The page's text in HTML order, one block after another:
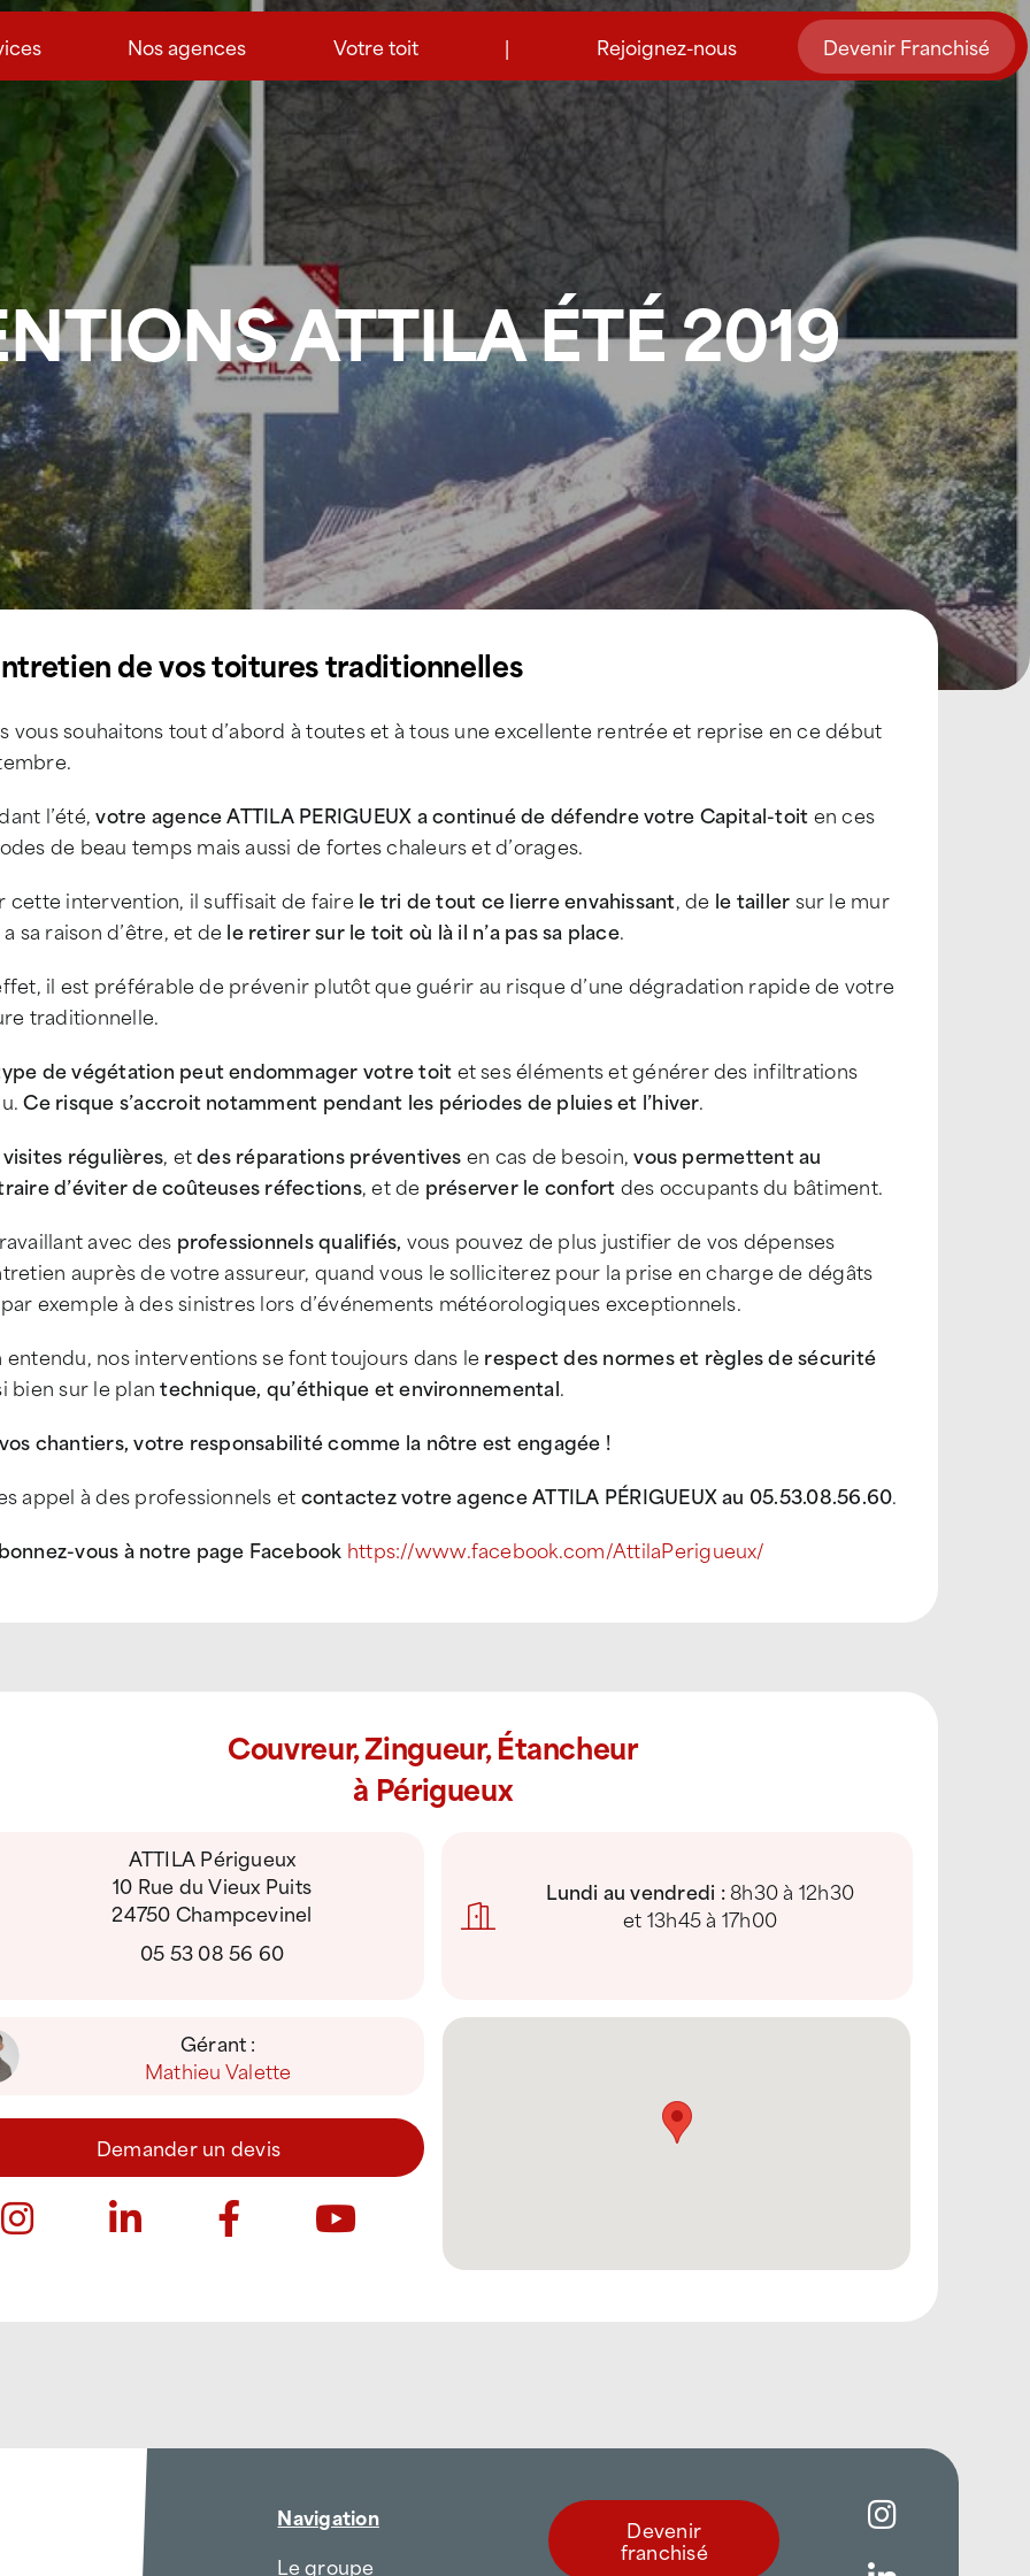
Nos agences Votre toit | Rejoignez-nous Devenir Franchisé
ATTILA ÉTÉ 2019
de vos toitures traditionnelles
vous souhaitons tout d’abord à toutes et à tous une excellente rentrée et reprise en ce début
l’été,votre agence ATTILA PERIGUEUX a continué de défendre votre Capital-toiten ces
de beau temps mais aussi de fortes chaleurs et d’orages.
cette intervention, il suffisait de faire le tri de tout ce lierre envahissant, de le taillersur le mur
sa raison d’être, et de le retirer sur le toit où là il n’a pas sa place.
il est préférable de prévenir plutôt que guérir au risque d’une dégradation rapide de votre
traditionnelle.
de végétation peut endommager votre toitet ses éléments et générer des infiltrations
Ce risque s’accroit notamment pendant les périodes de pluies et l’hiver.
régulières, etdes réparations préventivesen cas de besoin,vous permettent au
d’éviter de coûteuses réfections, et de préserver le confortdes occupants du bâtiment.
avec des professionnels qualifiés, vous pouvez de plus justifier de vos dépenses
auprès de votre assureur, quand vous le solliciterez pour la prise en charge de dégâts
exemple à des sinistres lors d’événements météorologiques exceptionnels.
entendu, nos interventions se font toujours dans le respect des normes et règles de sécurité
bien sur le plantechnique, qu’éthique et environnemental.
chantiers, votre responsabilité comme la nôtre est engagée !
appel à des professionnels etcontactez votre agence ATTILA PÉRIGUEUX au 05.53.08.56.60.
vous à notre page Facebook https://www.facebook.com/AttilaPerigueux/
Couvreur, Zingueur, Étancheur
à Périgueux
ATTILA Périgueux
10 Rue du Vieux Puits
24750 Champcevinel
05 53 08 56 60
Lundi au vendredi :8h30 à 12h30
et 13h45 à 17h00
Gérant :
Mathieu Valette
Demander un devis
Navigation
Le groupe
Devenir
franchisé